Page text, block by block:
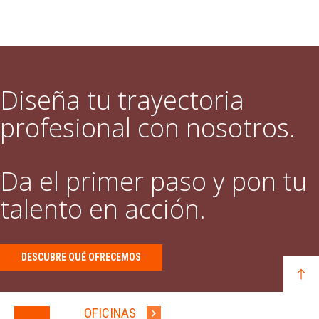
Diseña tu trayectoria
profesional con nosotros.
Da el primer paso y pon tu
talento en acción.
DESCUBRE QUÉ OFRECEMOS
OFICINAS